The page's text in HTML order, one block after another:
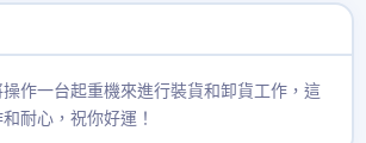
作一台起重機來進行裝貨和卸貨工作，這
耐心，祝你好運！